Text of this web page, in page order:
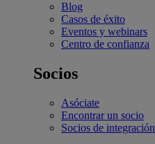
Blog
Casos de éxito
Eventos y webinars
Centro de confianza
Socios
Asóciate
Encontrar un socio
Socios de integración